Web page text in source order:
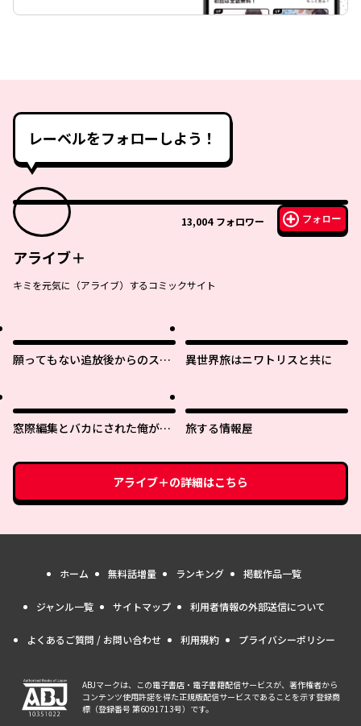
レーベルをフォローしよう！
13,004 フォロワー フォロー
アライブ＋
キミを元気に（アライブ）するコミックサイト
願ってもない追放後からのスロ
り行きで美少女ギャルの師匠に
なったらなぜかめちゃくちゃ懐
かれた〜
異世界旅はニワトリスと共に
窓際編集とバカにされた俺が、
た
旅する情報屋
アライブ＋の詳細はこちら
ホーム 無料話増量 ランキング 掲載作品一覧
ジャンル一覧 サイトマップ 利用者情報の外部送信について
よくあるご質問 / お問い合わせ 利用規約 プライバシーポリシー
ABJマークは、この電子書店・電子書籍配信サービスが、著作権者から
コンテンツ使用許諾を得た正規版配信サービスであることを示す登録商
標（登録番号 第6091713号）です。